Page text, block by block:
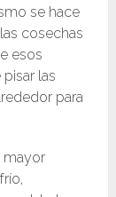
se hace
cosechas
esos
las
para
mayor